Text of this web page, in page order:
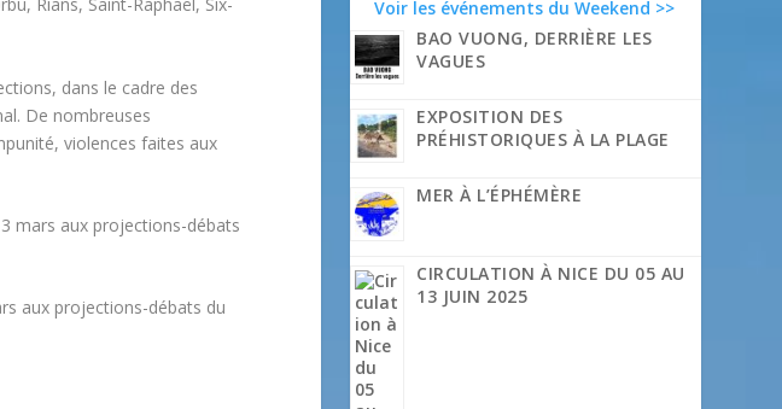
dans le cadre des
De nombreuses
violences faites aux
mars aux projections-débats
aux projections-débats du
Voir les événements du Weekend >>
BAO VUONG, DERRIÈRE LES
VAGUES
EXPOSITION DES
PRÉHISTORIQUES À LA PLAGE
MER À L’ÉPHÉMÈRE
CIRCULATION À NICE DU 05 AU
13 JUIN 2025